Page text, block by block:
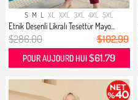
S M L XL XXL 3XL 4XL 5XL
Etnik Desenli Likralı Tesettür Mayo...
$286.00 $102.99
POUR AUJOURD HUI$61.79